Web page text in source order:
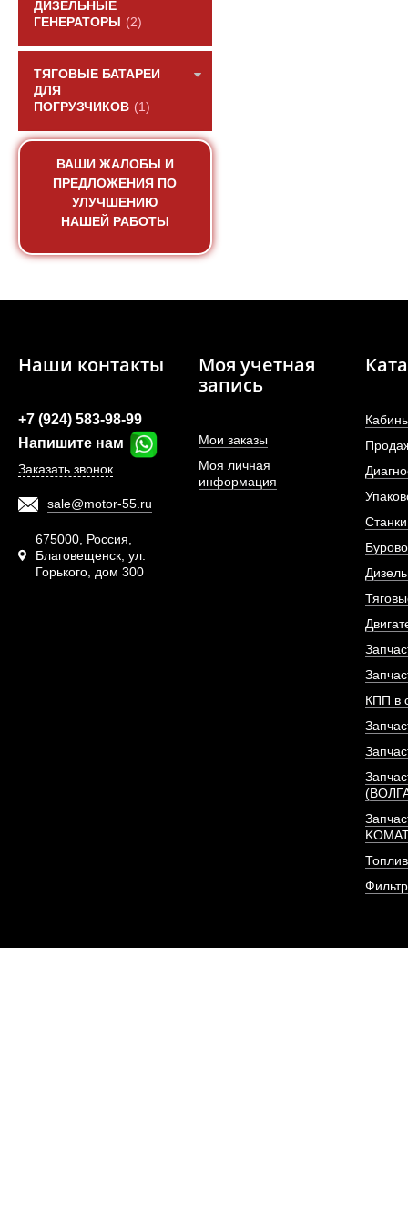
ДИЗЕЛЬНЫЕ
ГЕНЕРАТОРЫ
(2)
ТЯГОВЫЕ БАТАРЕИ
ДЛЯ
ПОГРУЗЧИКОВ (1)
ВАШИ ЖАЛОБЫ И
ПРЕДЛОЖЕНИЯ ПО
УЛУЧШЕНИЮ
НАШЕЙ РАБОТЫ
Sinotruk
АРТИКУЛ:
ПОД
Наши контакты
+7 (924) 583-98-99
Напишите нам
Заказать звонок
sale@motor-55.ru
675000, Россия,
Благовещенск, ул.
Горького, дом 300
Моя учетная
запись
Мои заказы
Моя личная
информация
КПП в